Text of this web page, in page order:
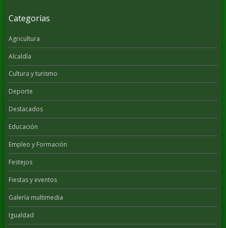
Categorías
Agricultura
Alcaldía
Cultura y turismo
Deporte
Destacados
Educación
Empleo y Formación
Festejos
Fiestas y eventos
Galería multimedia
Igualdad